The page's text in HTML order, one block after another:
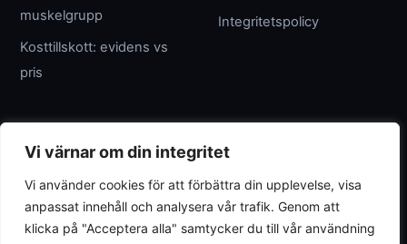
Vi värnar om din integritet
Vi använder cookies för att förbättra din upplevelse, visa
anpassat innehåll och analysera vår trafik. Genom att
klicka på "Acceptera alla" samtycker du till vår användning
muskelgrupp
Kosttillskott: evidens vs
pris
Integritetspolicy
UTGIVARE
Umpteenth Media
Org.nr 559183-3313
wave@umpteenth.media